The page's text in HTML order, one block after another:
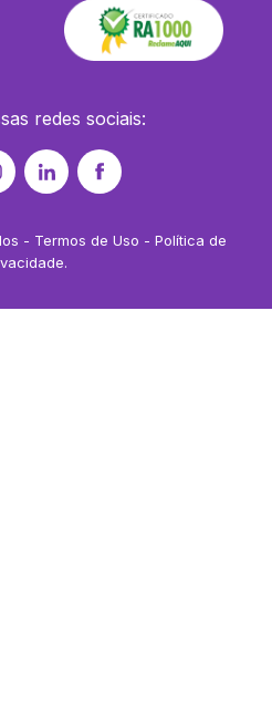
redes sociais:
- Termos de Uso - Política de
.